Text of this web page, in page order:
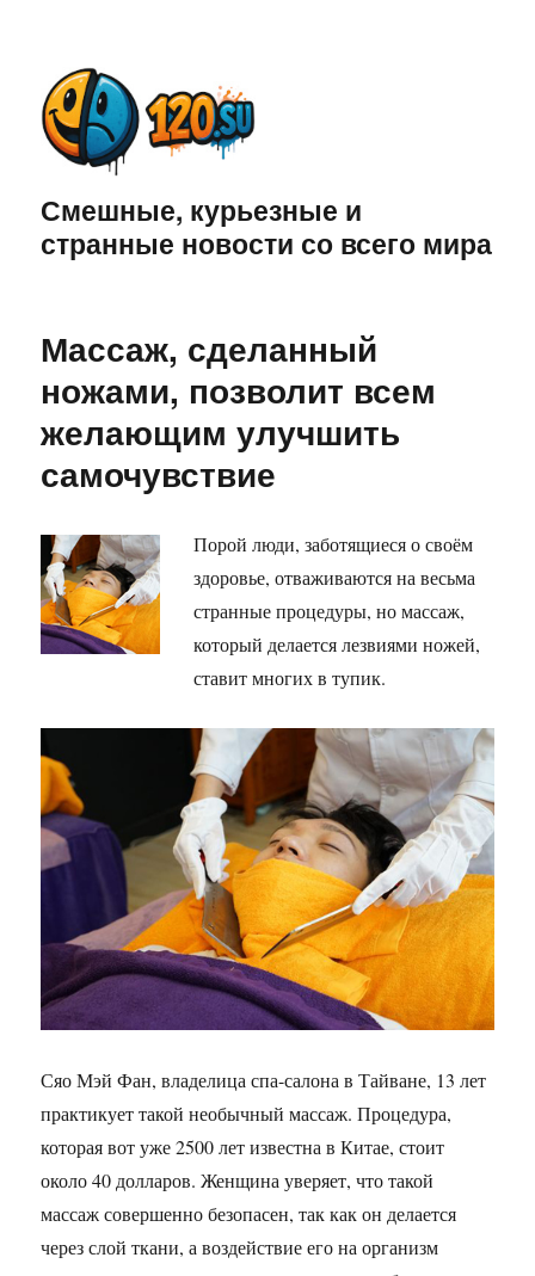
Смешные, курьезные и
странные новости со всего мира
Массаж, сделанный
ножами, позволит всем
желающим улучшить
самочувствие
Порой люди, заботящиеся о своём
здоровье, отваживаются на весьма
странные процедуры, но массаж,
который делается лезвиями ножей,
ставит многих в тупик.
Сяо Мэй Фан, владелица спа-салона в Тайване, 13 лет
практикует такой необычный массаж. Процедура,
которая вот уже 2500 лет известна в Китае, стоит
около 40 долларов. Женщина уверяет, что такой
массаж совершенно безопасен, так как он делается
через слой ткани, а воздействие его на организм